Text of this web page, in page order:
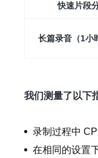
快速片段
长篇录音（1小
我们测量了以下
录制过程中
在相同的设置